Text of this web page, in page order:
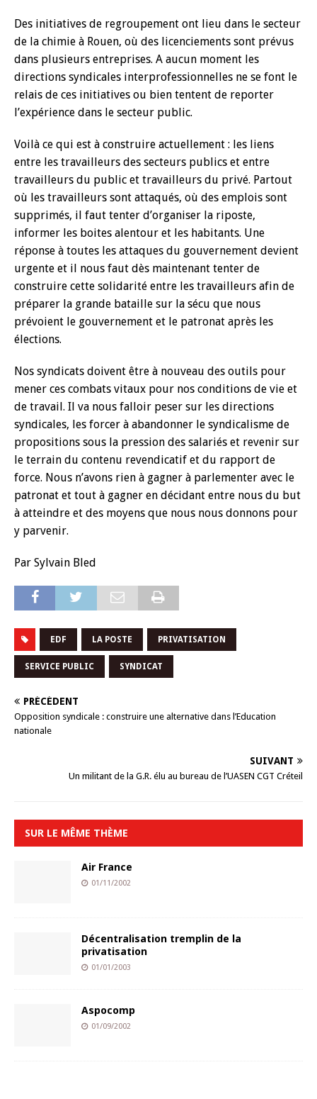
Des initiatives de regroupement ont lieu dans le secteur
de la chimie à Rouen, où des licenciements sont prévus
dans plusieurs entreprises. A aucun moment les
directions syndicales interprofessionnelles ne se font le
relais de ces initiatives ou bien tentent de reporter
l’expérience dans le secteur public.
Voilà ce qui est à construire actuellement : les liens
entre les travailleurs des secteurs publics et entre
travailleurs du public et travailleurs du privé. Partout
où les travailleurs sont attaqués, où des emplois sont
supprimés, il faut tenter d’organiser la riposte,
informer les boites alentour et les habitants. Une
réponse à toutes les attaques du gouvernement devient
urgente et il nous faut dès maintenant tenter de
construire cette solidarité entre les travailleurs afin de
préparer la grande bataille sur la sécu que nous
prévoient le gouvernement et le patronat après les
élections.
Nos syndicats doivent être à nouveau des outils pour
mener ces combats vitaux pour nos conditions de vie et
de travail. Il va nous falloir peser sur les directions
syndicales, les forcer à abandonner le syndicalisme de
propositions sous la pression des salariés et revenir sur
le terrain du contenu revendicatif et du rapport de
force. Nous n’avons rien à gagner à parlementer avec le
patronat et tout à gagner en décidant entre nous du but
à atteindre et des moyens que nous nous donnons pour
y parvenir.
Par Sylvain Bled
EDF LA POSTE PRIVATISATION
SERVICE PUBLIC SYNDICAT
PRÉCÉDENT
Opposition syndicale : construire une alternative dans l’Education
nationale
SUIVANT
Un militant de la G.R. élu au bureau de l’UASEN CGT Créteil
SUR LE MÊME THÈME
Air France
01/11/2002
Décentralisation tremplin de la
privatisation
01/01/2003
Aspocomp
01/09/2002